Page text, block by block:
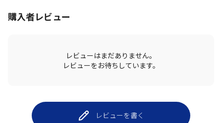
購入者レビュー
レビューはまだありません。
レビューをお待ちしています。
レビューを書く